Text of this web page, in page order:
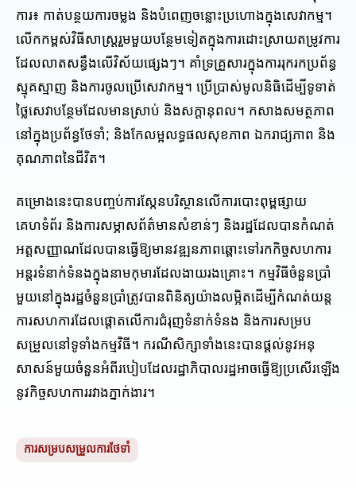
ការ៖ កាត់បន្ថយការចម្លង និងបំពេញចន្លោះប្រហោងក្នុងសេវាកម្ម។
លើកកម្ពស់វិធីសាស្រ្តរួមមួយបន្ថែមទៀតក្នុងការដោះស្រាយតម្រូវការ
ដែលលាតសន្ធឹងលើវិស័យផ្សេងៗ។ គាំទ្រគ្រួសារក្នុងការរុករកប្រព័ន្ធ
ស្មុគស្មាញ និងការចូលប្រើសេវាកម្ម។ ប្រើប្រាស់មូលនិធិដើម្បីទូទាត់
ថ្លៃសេវាបន្ថែមដែលមានស្រាប់ និងសក្តានុពល។ កសាងសមត្ថភាព
នៅក្នុងប្រព័ន្ធថែទាំ; និងកែលម្អលទ្ធផលសុខភាព ឯករាជ្យភាព និង
គុណភាពនៃជីវិត។
គម្រោងនេះបានបញ្ចប់ការស្កែនបរិស្ថានលើការបោះពុម្ពផ្សាយ
គេហទំព័រ និងការសម្ភាសព័ត៌មានសំខាន់ៗ និងរដ្ឋដែលបានកំណត់
អត្តសញ្ញាណដែលបានធ្វើឱ្យមានវឌ្ឍនភាពឆ្ពោះទៅរកកិច្ចសហការ
អន្តរទំនាក់ទំនងក្នុងនាមកុមារដែលងាយរងគ្រោះ។ កម្មវិធីចំនួនប្រាំ
មួយនៅក្នុងរដ្ឋចំនួនប្រាំត្រូវបានពិនិត្យយ៉ាងលម្អិតដើម្បីកំណត់យន្ត
ការសហការដែលផ្តោតលើការជំរុញទំនាក់ទំនង និងការសម្រប
សម្រួលនៅទូទាំងកម្មវិធី។ ករណីសិក្សាទាំងនេះបានផ្ដល់នូវអនុ
សាសន៍មួយចំនួនអំពីរបៀបដែលរដ្ឋាភិបាលរដ្ឋអាចធ្វើឱ្យប្រសើរឡើង
នូវកិច្ចសហការរវាងភ្នាក់ងារ។
ការសម្របសម្រួលការថែទាំ